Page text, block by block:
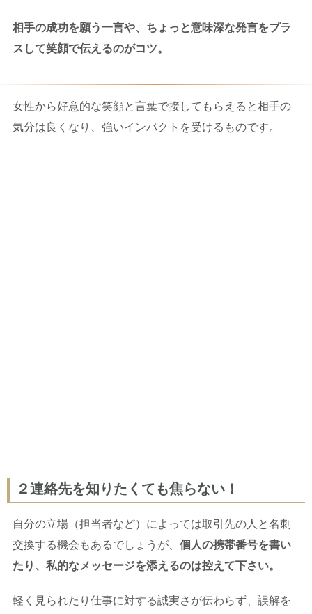
相手の成功を願う一言や、ちょっと意味深な発言をプラ
スして笑顔で伝えるのがコツ。
女性から好意的な笑顔と言葉で接してもらえると相手の
気分は良くなり、強いインパクトを受けるものです。
２連絡先を知りたくても焦らない！
自分の立場（担当者など）によっては取引先の人と名刺
交換する機会もあるでしょうが、 個人の携帯番号を書い
たり、私的なメッセージを添えるのは控えて下さい。
軽く見られたり仕事に対する誠実さが伝わらず、誤解を